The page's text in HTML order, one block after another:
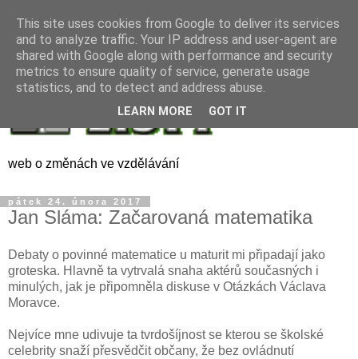
web o změnách ve vzdělávání
pátek 24. února 2017
Jan Sláma: Začarovaná matematika
Debaty o povinné matematice u maturit mi připadají jako
groteska. Hlavně ta vytrvalá snaha aktérů současných i
minulých, jak je připomněla diskuse v Otázkách Václava
Moravce.
Nejvíce mne udivuje ta tvrdošíjnost se kterou se školské
celebrity snaží přesvědčit občany, že bez ovládnutí
This site uses cookies from Google to deliver its services
and to analyze traffic. Your IP address and user-agent are
shared with Google along with performance and security
metrics to ensure quality of service, generate usage
statistics, and to detect and address abuse.
LEARN MORE GOT IT